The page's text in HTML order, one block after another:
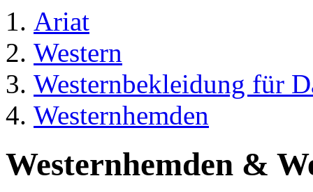
Ariat
Western
Westernbekleidung für
Westernhemden
Westernhemden &